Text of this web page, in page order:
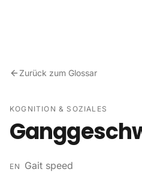
Zurück zum Glossar
KOGNITION & SOZIALES
EN Gait speed